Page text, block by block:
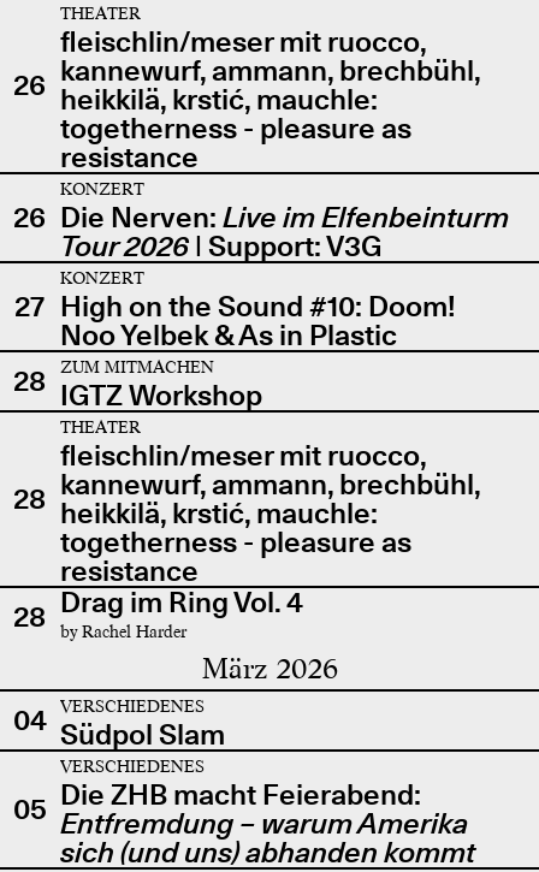
26
THEATER
fleischlin/meser mit ruocco,
kannewurf, ammann, brechbühl,
heikkilä, krstić, mauchle:
togetherness - pleasure as
resistance
26
KONZERT
Die Nerven: Live im Elfenbeinturm
Tour 2026| Support: V3G
27
KONZERT
High on the Sound #10: Doom!
Noo Yelbek & As in Plastic
28
ZUM MITMACHEN
IGTZ Workshop
28
THEATER
fleischlin/meser mit ruocco,
kannewurf, ammann, brechbühl,
heikkilä, krstić, mauchle:
togetherness - pleasure as
resistance
28 Drag im Ring Vol. 4
by Rachel Harder
März 2026
04 VERSCHIEDENES
Südpol Slam
05
VERSCHIEDENES
Die ZHB macht Feierabend:
Entfremdung – warum Amerika
sich (und uns) abhanden kommt